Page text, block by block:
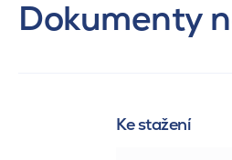
Dokumenty
Ke stažení